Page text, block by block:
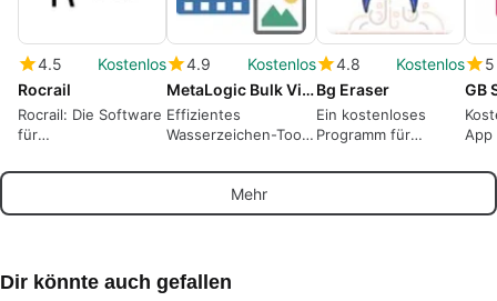
4.5
Kostenlos
Rocrail
Rocrail: Die Software
für
4.9
Kostenlos
MetaLogic Bulk Video Watermarker
Effizientes
Wasserzeichen-Tool
4.8
Kostenlos
Bg Eraser
Ein kostenloses
Programm für
Eraser.
5
GB
App
Mehr
Dir könnte auch gefallen